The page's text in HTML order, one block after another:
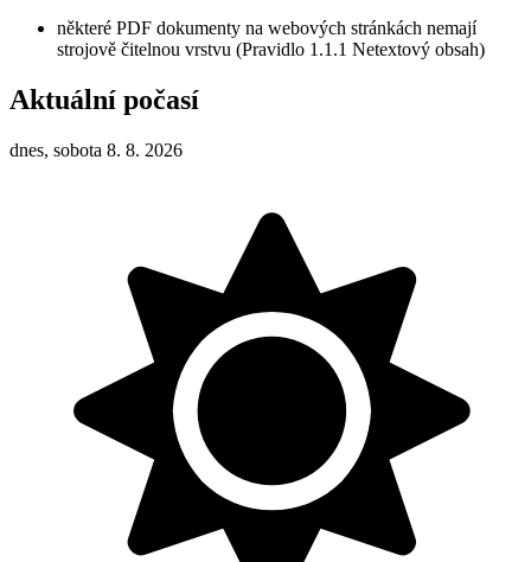
některé PDF dokumenty na webových stránkách nemají
strojově čitelnou vrstvu (Pravidlo 1.1.1 Netextový obsah)
Aktuální počasí
dnes, sobota 8. 8. 2026